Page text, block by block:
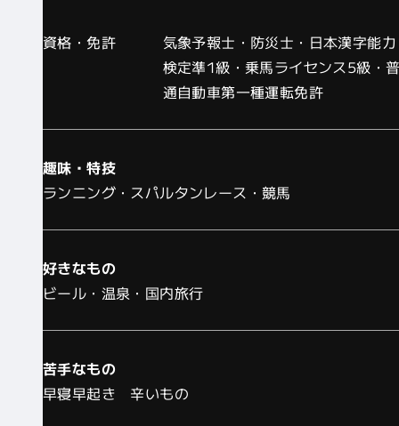
資格・免許
気象予報士・防災士・日本漢字能力
検定準1級・乗馬ライセンス5級・
通自動車第一種運転免許
趣味・特技
ランニング・スパルタンレース・競馬
好きなもの
ビール・温泉・国内旅行
苦手なもの
早寝早起き 辛いもの